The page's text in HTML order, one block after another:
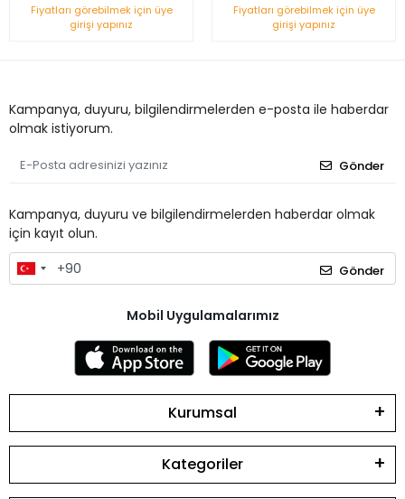
Fiyatları görebilmek için üye
girişi yapınız
Fiyatları görebilmek için üye
girişi yapınız
Kampanya, duyuru, bilgilendirmelerden e-posta ile haberdar
olmak istiyorum.
Gönder
Kampanya, duyuru ve bilgilendirmelerden haberdar olmak
için kayıt olun.
Gönder
Mobil Uygulamalarımız
Kurumsal
Kategoriler